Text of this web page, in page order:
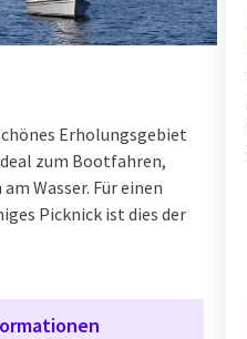
Erholungsgebiet
zum Bootfahren,
Wasser. Für einen
Picknick ist dies der